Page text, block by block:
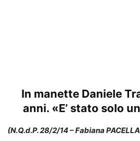
In manette Daniele
anni. «E’ stato solo
(N.Q.d.P. 28/2/14 – Fabiana